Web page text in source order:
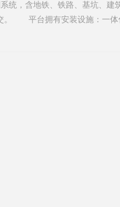
统，含地铁、铁路、基坑、建
。 平台拥有安装设施：一体